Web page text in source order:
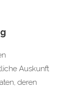
Auskunft
deren